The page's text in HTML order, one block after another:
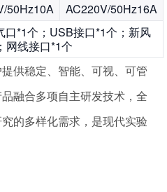
50Hz10A
AC220V/50Hz16A
口*1个；USB接口*1个；新风
网线接口*1个
供稳定、智能、可视、可管
融合多项自主研发技术，全
的多样化需求，是现代实验